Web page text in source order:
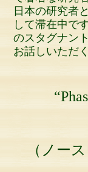
日本の研究者
して滞在中で
のスタグナン
お話しいただ
（ノー